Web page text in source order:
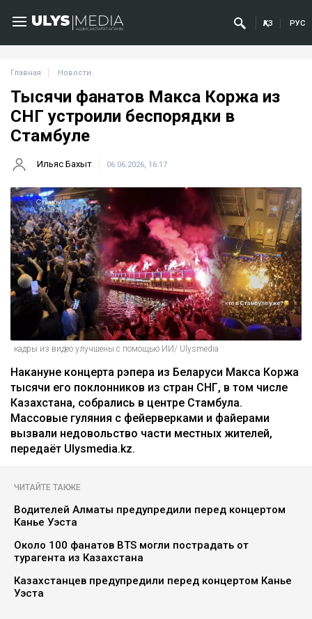
ҚАЗ РУС
Главная Новости
Тысячи фанатов Макса Коржа из
СНГ устроили беспорядки в
Стамбуле
Ильяс Бахыт 06.06.2026, 16:17
кадры из видео улучшены с помощью ИИ/ Ulysmedia
Накануне концерта рэпера из Беларуси Макса Коржа
тысячи его поклонников из стран СНГ, в том числе
Казахстана, собрались в центре Стамбула.
Массовые гуляния с фейерверками и файерами
вызвали недовольство части местных жителей,
передаёт Ulysmedia.kz.
ЧИТАЙТЕ ТАКЖЕ
Водителей Алматы предупредили перед концертом
Канье Уэста
Около 100 фанатов BTS могли пострадать от
турагента из Казахстана
Казахстанцев предупредили перед концертом Канье
Уэста